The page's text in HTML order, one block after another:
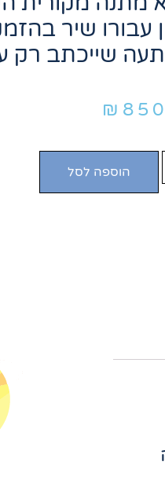
עבורו שיר
שייכתב רק
₪
הוספה לסל